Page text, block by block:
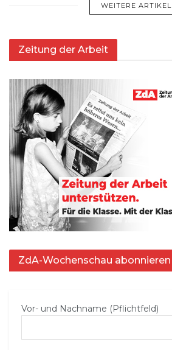
WEITERE ARTIKEL
Zeitung der Arbeit
ZdA-Wochenschau abonnieren
Vor- und Nachname (Pflichtfeld)